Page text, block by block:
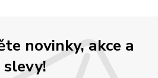
novinky, akce a
slevy!